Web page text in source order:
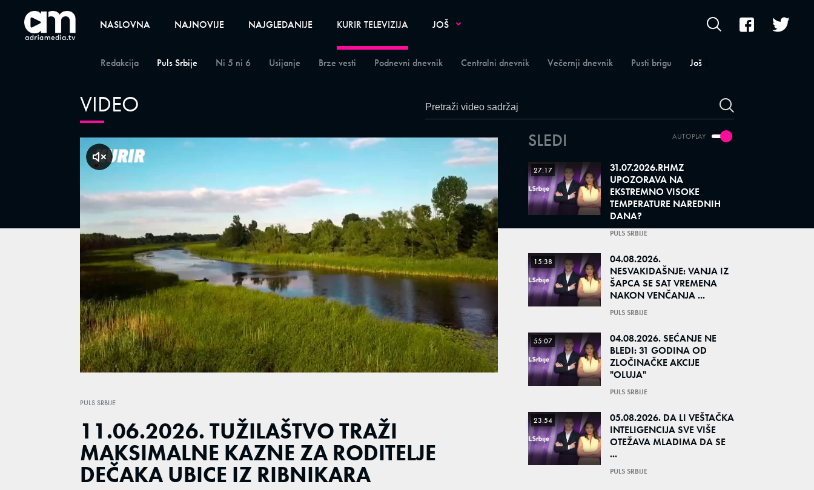
NASLOVNA NAJNOVIJE NAJGLEDANIJE KURIR TELEVIZIJA
Redakcija Puls Srbije Ni 5 ni 6 Usijanje Brze vesti Podnevni dnevnik Centralni dnevnik Večernji dnevnik Pusti brigu Još
JOŠ
VIDEO
Unmute
/
Loaded:
1.80%
klikni za zvuk
PULS SRBIJE
11.06.2026. TUŽILAŠTVO TRAŽI
MAKSIMALNE KAZNE ZA RODITELJE
DEČAKA UBICE IZ RIBNIKARA
AUTOPLAY
SLEDI
27:17
31.07.2026.RHMZ
UPOZORAVA NA
EKSTREMNO VISOKE
TEMPERATURE NAREDNIH
DANA?
PULS SRBIJE
15:38
04.08.2026.
NESVAKIDAŠNJE: VANJA IZ
ŠAPCA SE SAT VREMENA
NAKON VENČANJA ...
PULS SRBIJE
55:07
04.08.2026. SEĆANJE NE
BLEDI: 31 GODINA OD
ZLOČINAČKE AKCIJE
"OLUJA"
PULS SRBIJE
23:54
05.08.2026. DA LI VEŠTAČKA
INTELIGENCIJA SVE VIŠE
OTEŽAVA MLADIMA DA SE
...
PULS SRBIJE